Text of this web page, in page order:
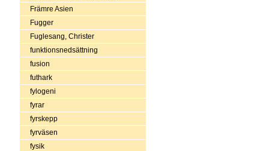
Främre Asien
Fugger
Fuglesang, Christer
funktionsnedsättning
fusion
futhark
fylogeni
fyrar
fyrskepp
fyrväsen
fysik